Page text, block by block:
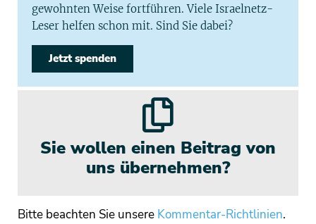
gewohnten Weise fortführen. Viele Israelnetz-
Leser helfen schon mit. Sind Sie dabei?
Jetzt spenden
Sie wollen einen Beitrag von
uns übernehmen?
Bitte beachten Sie unsere Kommentar-Richtlinien.